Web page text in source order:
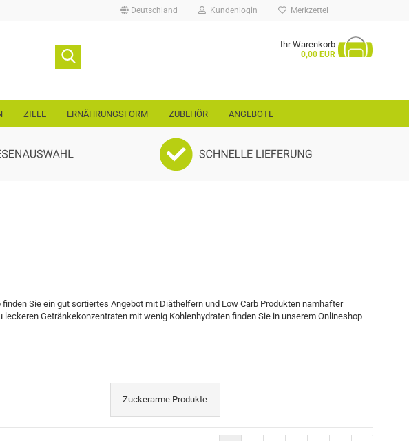
Deutschland Kundenlogin
Passwort
Merkzettel
Ihr Warenkorb
0,00 EUR
ZIELE ERNÄHRUNGSFORM ZUBEHÖR ANGEBOTE
Sie ein gut sortiertes Angebot mit Diäthelfern und Low Carb Produkten namhafter
Getränkekonzentraten mit wenig Kohlenhydraten finden Sie in unserem Onlineshop
Zuckerarme Produkte